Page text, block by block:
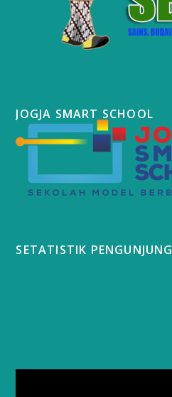
JOGJA SMART SCHOOL
SETATISTIK PENGUNJUNG